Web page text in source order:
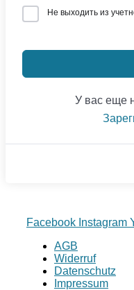
Не выходить из
У вас еще
Facebook Instagram
AGB
Widerruf
Datenschutz
Impressum